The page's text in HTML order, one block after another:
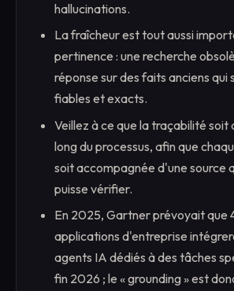
hallucinations.
La fraîcheur est tout aussi
pertinence : une recherche
réponse sur des faits anciens qui
fiables et exacts.
Veillez à ce que la traçabilité soit
long du processus, afin que
soit accompagnée d'une source
puisse vérifier.
En 2025, Gartner prévoyait que
applications d'entreprise
agents IA dédiés à des tâches
fin 2026 ; le « grounding » est